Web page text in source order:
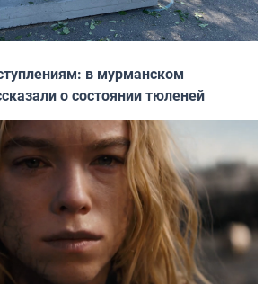
в мурманском
о состоянии тюленей